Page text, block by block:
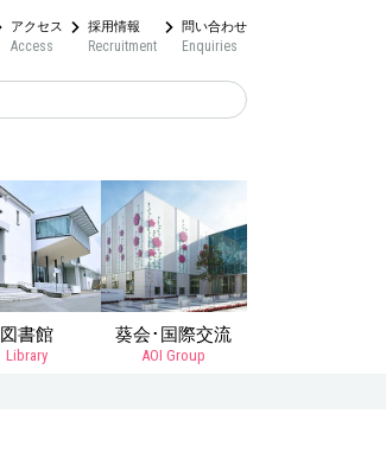
アクセス
Access
採用情報
Recruitment
問い合わせ
Enquiries
図書館
Library
葵会･国際交流
AOI Group